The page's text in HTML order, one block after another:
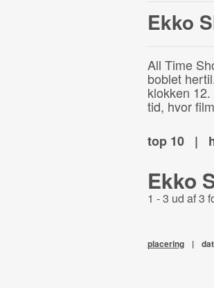
Ekko
All Time
boblet
klokken
tid, hvor
top 10
|
Ekko
1 - 3 ud af 3
placering |